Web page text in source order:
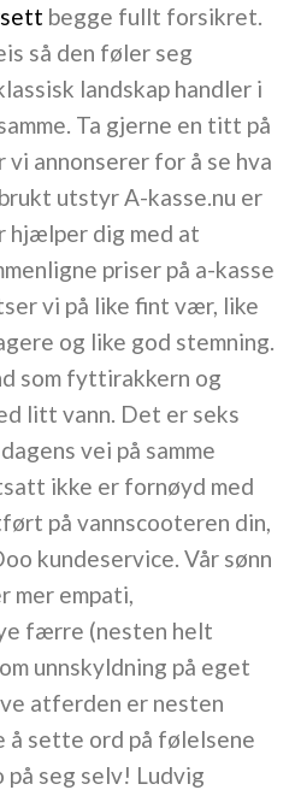
begge fullt forsikret.
så den føler seg
landskap handler i
Ta gjerne en titt på
vi annonserer for å se hva
utstyr A-kasse.nu er
hjælper dig med at
priser på a-kasse
vi på like fint vær, like
og like god stemning.
som fyttirakkern og
litt vann. Det er seks
vei på samme
ikke er fornøyd med
på vannscooteren din,
kundeservice. Vår sønn
mer empati,
færre (nesten helt
unnskyldning på eget
atferden er nesten
å sette ord på følelsene
på seg selv! Ludvig